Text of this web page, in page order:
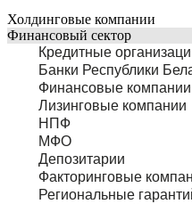
Холдинговые компании
Финансовый сектор
Кредитные
Банки Республики
Финансовые компании
Лизинговые компании
НПФ
МФО
Депозитарии
Факторинговые
Региональные